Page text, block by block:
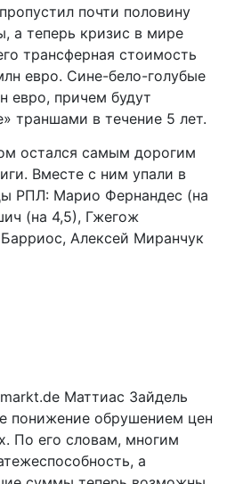
почти половину
а теперь кризис в мире
трансферная стоимость
евро. Сине-бело-голубые
евро, причем будут
траншами в течение 5 лет.
остался самым дорогим
Вместе с ним упали в
РПЛ: Марио Фернандес (на
(на 4,5), Гжегож
Алексей Миранчук
Маттиас Зайдель
понижение обрушением цен
По его словам, многим
а